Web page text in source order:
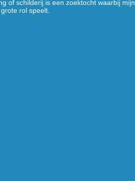
of schilderij is een zoektocht waarbij mijn
rol speelt.